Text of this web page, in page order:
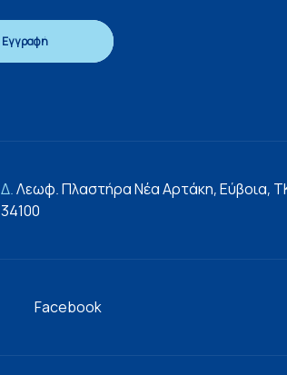
Δ.Λεωφ. Πλαστήρα Νέα Αρτάκη, Εύβοια,
34100
Facebook